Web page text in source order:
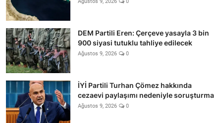
DEM Partili Eren: Çerçeve yasayla 3 bin
900 siyasi tutuklu tahliye edilecek
Ağustos 9, 2026 0
İYİ Partili Turhan Çömez hakkında
cezaevi paylaşımı nedeniyle soruşturma
Ağustos 9, 2026 0